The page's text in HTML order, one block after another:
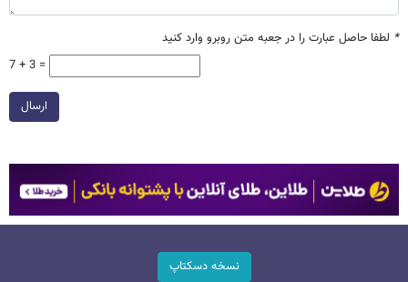
* لطفا حاصل عبارت را در جعبه متن روبرو وارد کنید
7 + 3 =
ارسال
نسخه دسکتاپ